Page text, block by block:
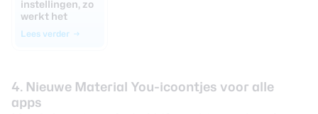
instellingen, zo
werkt het
Lees verder
4. Nieuwe Material You-icoontjes voor alle
apps